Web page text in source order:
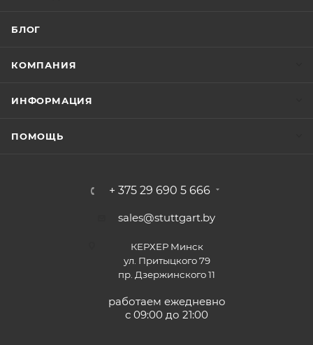
БЛОГ
КОМПАНИЯ
ИНФОРМАЦИЯ
ПОМОЩЬ
+ 375 29 690 5 666
sales@stuttgart.by
КЕРХЕР Минск
ул. Притыцкого 79
пр. Дзержинского 11
работаем ежедневно
с 09:00 до 21:00